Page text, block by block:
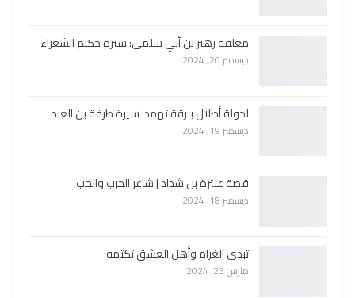
معلقة زهير بن أبي سلمى: سيرة حكيم الشعراء
ديسمبر 20, 2024
لخولة أطلال ببرقة ثهمد: سيرة طرفة بن العبد
ديسمبر 19, 2024
قصة عنترة بن شداد | شاعر الحرب والحب
ديسمبر 18, 2024
تبدي الغرام وأهل العشق تكتمه
مارس 23, 2024